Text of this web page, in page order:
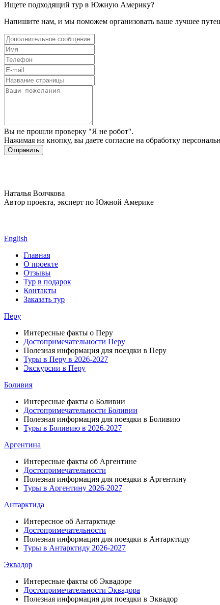
Ищете подходящий тур в Южную Америку?
Напишите нам, и мы поможем организовать ваше лучшее
Вы не прошли проверку "Я не робот".
Нажимая на кнопку, вы даете согласие на обработку
Наталья Волчкова
Автор проекта, эксперт по Южной Америке
English
Главная
О проекте
Отзывы
Тур в подарок
Контакты
Заказать тур
Перу
Интересные факты о Перу
Достопримечательности Перу
Полезная информация для поездки в Перу
Туры в Перу в 2026-2027
Экскурсии в Перу
Боливия
Интересные факты о Боливии
Достопримечательности Боливии
Полезная информация для поездки в Боливию
Туры в Боливию в 2026-2027
Аргентина
Интересные факты об Аргентине
Достопримечательности
Полезная информация для поездки в Аргентину
Туры в Аргентину 2026-2027
Антарктида
Интересное об Антарктиде
Достопримечательности
Полезная информация для поездки в Антарктиду
Туры в Антарктиду 2026-2027
Эквадор
Интересные факты об Эквадоре
Достопримечательности Эквадора
Полезная информация для поездки в Эквадор